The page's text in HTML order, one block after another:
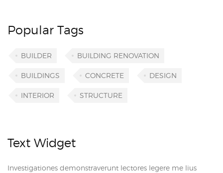
Popular Tags
BUILDER BUILDING RENOVATION
BUILDINGS CONCRETE DESIGN
INTERIOR STRUCTURE
Text Widget
Investigationes demonstraverunt lectores legere me lius